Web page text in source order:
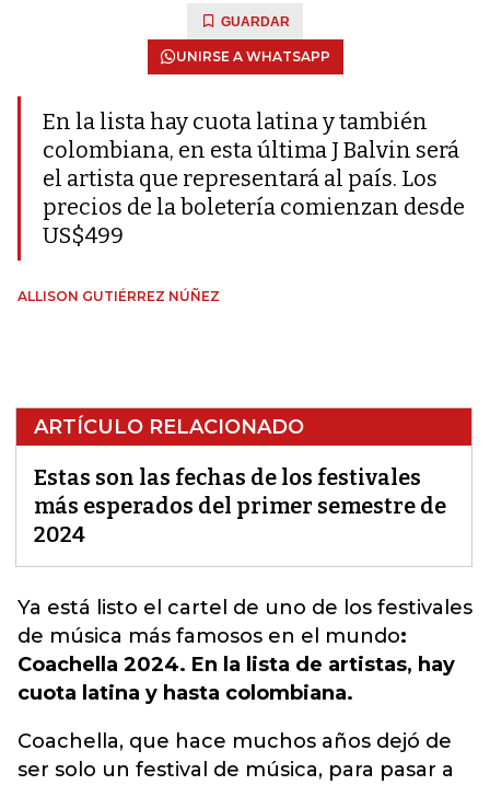
GUARDAR
UNIRSE A WHATSAPP
En la lista hay cuota latina y también
colombiana, en esta última J Balvin será
el artista que representará al país. Los
precios de la boletería comienzan desde
US$499
ALLISON GUTIÉRREZ NÚÑEZ
ARTÍCULO RELACIONADO
Estas son las fechas de los festivales
más esperados del primer semestre de
2024
Ya está listo el cartel de uno de los festivales
de música más famosos en el mundo:
Coachella 2024. En la lista de artistas, hay
cuota latina y hasta colombiana.
Coachella, que hace muchos años dejó de
ser solo un festival de música, para pasar a